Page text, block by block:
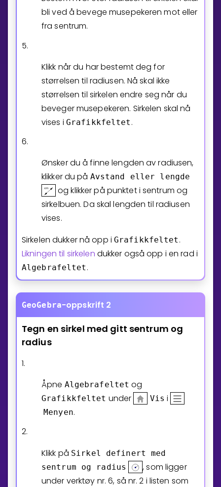
bli ved å bevege musepekeren mot eller
fra sentrum.
5.
Klikk når du har bestemt deg for
størrelsen til radiusen. Nå skal ikke
størrelsen til sirkelen endre seg når du
beveger musepekeren. Sirkelen skal nå
vises i Grafikkfeltet .
6.
Ønsker du å finne lengden av radiusen,
klikker du på Avstand eller lengde
og klikker på punktet i sentrum og
sirkelbuen. Da skal lengden til radiusen
vises.
Sirkelen dukker nå opp i Grafikkfeltet .
Likningen til sirkelen dukker også opp i en rad i
Algebrafeltet .
GeoGebra-oppskrift 2
Tegn en sirkel med gitt sentrum og
radius
1.
Åpne Algebrafeltet og
Grafikkfeltet under Vis i
Menyen.
2.
Klikk på Sirkel definert
med
sentrum
og radius
, som ligger
under verktøy nr. 6, så nr. 2 i listen som